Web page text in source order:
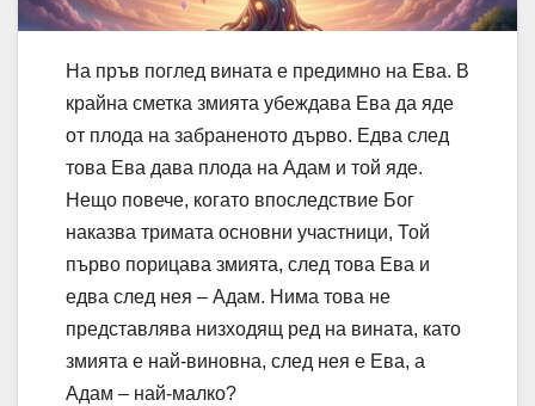
На пръв поглед вината е предимно на Ева. В
крайна сметка змията убеждава Ева да яде
от плода на забраненото дърво. Едва след
това Ева дава плода на Адам и той яде.
Нещо повече, когато впоследствие Бог
наказва тримата основни участници, Той
първо порицава змията, след това Ева и
едва след нея – Адам. Нима това не
представлява низходящ ред на вината, като
змията е най-виновна, след нея е Ева, а
Адам – най-малко?